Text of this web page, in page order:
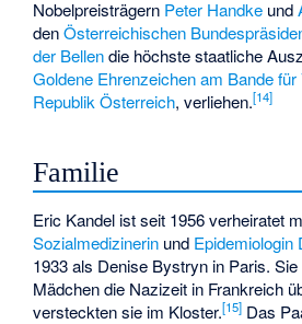
Nobelpreisträgern Peter Handke und
denÖsterreichischen
der Bellendie höchste staatliche
Goldene Ehrenzeichen am Bande
Republik Österreich, verliehen.[14]
Familie
Eric Kandel ist seit 1956 verheiratet
Sozialmedizinerin und Epidemiologin
1933 als Denise Bystryn in Paris.
Mädchen die Nazizeit in Frankreich
versteckten sie im Kloster.[15] Das